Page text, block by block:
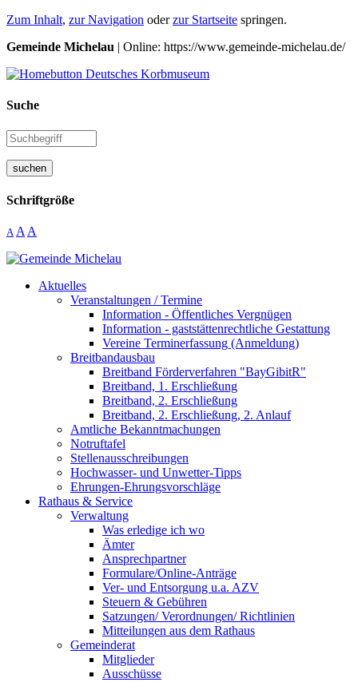
Zum Inhalt, zur Navigation oderzur Startseite springen.
Gemeinde Michelau | Online: https://www.gemeinde-michelau.de/
Suche
suchen
Schriftgröße
A A A
Aktuelles
Veranstaltungen / Termine
Information - Öffentliches Vergnügen
Information - gaststättenrechtliche Gestattung
Vereine Terminerfassung (Anmeldung)
Breitbandausbau
Breitband Förderverfahren "BayGibitR"
Breitband, 1. Erschließung
Breitband, 2. Erschließung
Breitband, 2. Erschließung, 2. Anlauf
Amtliche Bekanntmachungen
Notruftafel
Stellenausschreibungen
Hochwasser- und Unwetter-Tipps
Ehrungen-Ehrungsvorschläge
Rathaus & Service
Verwaltung
Was erledige ich wo
Ämter
Ansprechpartner
Formulare/Online-Anträge
Ver- und Entsorgung u.a. AZV
Steuern & Gebühren
Satzungen/ Verordnungen/ Richtlinien
Mitteilungen aus dem Rathaus
Gemeinderat
Mitglieder
Ausschüsse